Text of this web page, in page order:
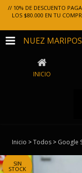
// 10% DE DESCUENTO
LOS $80.000 EN TU
NUEZ
INICIO
Inicio >Todos > Google
SIN
STOCK